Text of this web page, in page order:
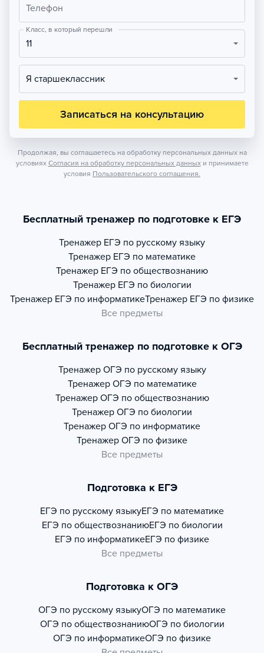
Телефон
Класс, в который перешли
11
Я старшеклассник
Записаться на консультацию
Продолжая, вы соглашаетесь на обработку персональных данных на
условиях Согласия на обработку персональных данных и принимаете
условия Пользовательского соглашения.
Бесплатный тренажер по подготовке к ЕГЭ
Тренажер ЕГЭ по русскому языку
Тренажер ЕГЭ по математике
Тренажер ЕГЭ по обществознанию
Тренажер ЕГЭ по биологии
Тренажер ЕГЭ по информатикеТренажер ЕГЭ по физике
Все предметы
Бесплатный тренажер по подготовке к ОГЭ
Тренажер ОГЭ по русскому языку
Тренажер ОГЭ по математике
Тренажер ОГЭ по обществознанию
Тренажер ОГЭ по биологии
Тренажер ОГЭ по информатике
Тренажер ОГЭ по физике
Все предметы
Подготовка к ЕГЭ
ЕГЭ по русскому языкуЕГЭ по математике
ЕГЭ по обществознаниюЕГЭ по биологии
ЕГЭ по информатикеЕГЭ по физике
Все предметы
Подготовка к ОГЭ
ОГЭ по русскому языкуОГЭ по математике
ОГЭ по обществознаниюОГЭ по биологии
ОГЭ по информатикеОГЭ по физике